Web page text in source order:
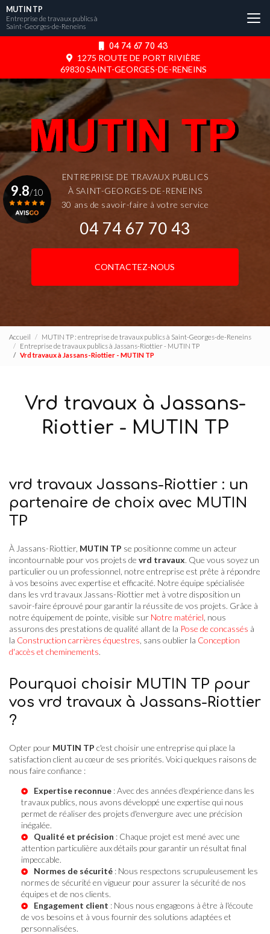
Aller
au
contenu
04 74 67 70 43
1275 ROUTE DE PORT RIVIÈRE
69830 SAINT-GEORGES-DE-RENEINS
MUTIN TP
Entreprise de travaux publics à
Saint-Georges-de-Reneins
ENTREPRISE DE TRAVAUX PUBLICS
À SAINT-GEORGES-DE-RENEINS
30 ans de savoir-faire à votre service
04 74 67 70 43
CONTACTEZ-NOUS
9.8/10
Accueil
MUTIN TP : entreprise de travaux publics à Saint-Georges-de-Reneins
Entreprise de travaux publics à Jassans-Riottier - MUTIN TP
Vrd travaux à Jassans-Riottier - MUTIN TP
Vrd travaux à Jassans-
Riottier - MUTIN TP
vrd travaux Jassans-Riottier : un
partenaire de choix avec MUTIN
TP
À Jassans-Riottier, MUTIN TP se positionne comme un acteur
incontournable pour vos projets de vrd travaux. Que vous soyez un
particulier ou un professionnel, notre entreprise est prête à répondre
à vos besoins avec expertise et efficacité. Notre équipe spécialisée
dans les vrd travaux Jassans-Riottier met à votre disposition un
savoir-faire éprouvé pour garantir la réussite de vos projets. Grâce à
notre équipement de pointe, visible sur Notre matériel , nous
assurons des prestations de qualité allant de la Pose de concassés à
la Construction carrières équestres , sans oublier la Conception
d'accès et cheminements.
Pourquoi choisir MUTIN TP pour
vos vrd travaux à Jassans-Riottier
?
Opter pour MUTIN TP c'est choisir une entreprise qui place la
satisfaction client au cœur de ses priorités. Voici quelques raisons de
nous faire confiance :
Expertise reconnue : Avec des années d'expérience dans les
travaux publics, nous avons développé une expertise qui nous
permet de réaliser des projets d'envergure avec une précision
inégalée.
Qualité et précision : Chaque projet est mené avec une
attention particulière aux détails pour garantir un résultat final
impeccable.
Normes de sécurité : Nous respectons scrupuleusement les
normes de sécurité en vigueur pour assurer la sécurité de nos
équipes et de nos clients.
Engagement client : Nous nous engageons à être à l'écoute
de vos besoins et à vous fournir des solutions adaptées et
personnalisées.